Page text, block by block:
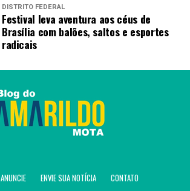
DISTRITO FEDERAL
Festival leva aventura aos céus de
Brasília com balões, saltos e esportes
radicais
ANUNCIE ENVIE SUA NOTÍCIA CONTATO